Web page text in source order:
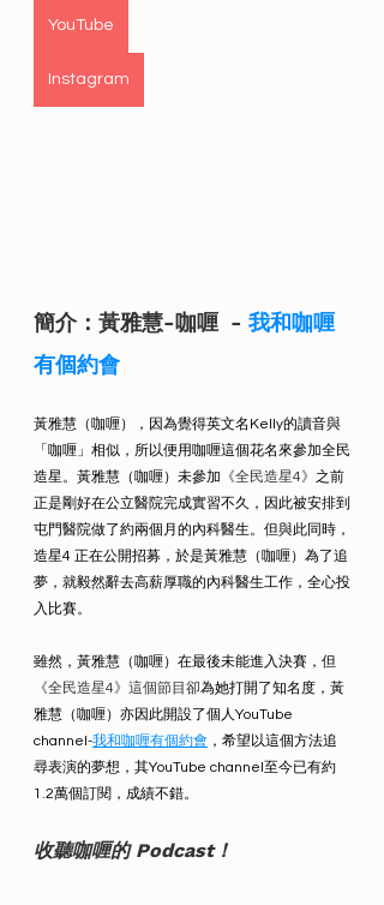
YouTube
Instagram
簡介：黃雅慧-咖喱  - 我和咖喱
有個約會
黃雅慧（咖喱），因為覺得英文名Kelly的讀音與
「咖喱」相似，所以便用咖喱這個花名來參加全民
造星。黃雅慧（咖喱）未參加 《全民造星4》 之前
正是剛好在公立醫院完成實習不久，因此被安排到
屯門醫院做了約兩個月的內科醫生。但與此同時，
造星4 正在公開招募，於是黃雅慧（咖喱）為了追
夢，就毅然辭去高薪厚職的內科醫生工作，全心投
入比賽。
雖然，黃雅慧（咖喱）在最後未能進入決賽，但
《全民造星4》這個節目卻為她打開了知名度，黃
雅慧（咖喱）亦因此開設了個人YouTube
channel-我和咖喱有個約會 ，希望以這個方法追
尋表演的夢想，其YouTube channel至今已有約
1.2萬個訂閱，成績不錯。
收聽咖喱的 Podcast！